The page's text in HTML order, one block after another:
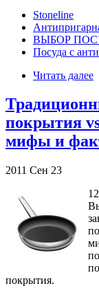
Stoneline
ВЫБОР
Посуда с
Читать далее
покрытия
мифы и
2011 Сен 23
покрытия.